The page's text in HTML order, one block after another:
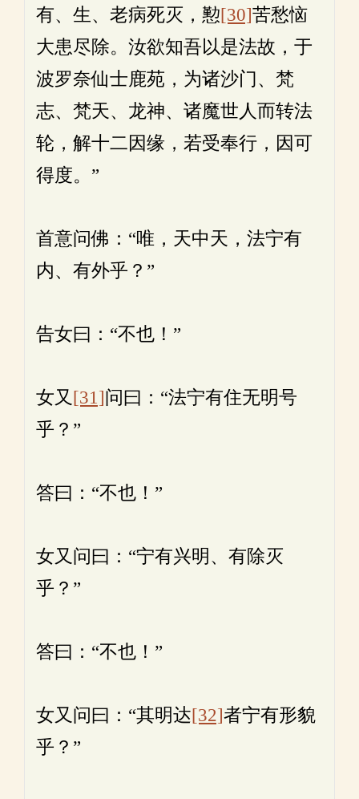
有、生、老病死灭，懃[30]苦愁恼
大患尽除。汝欲知吾以是法故，于
波罗奈仙士鹿苑，为诸沙门、梵
志、梵天、龙神、诸魔世人而转法
轮，解十二因缘，若受奉行，因可
得度。”
首意问佛：“唯，天中天，法宁有
内、有外乎？”
告女曰：“不也！”
女又[31]问曰：“法宁有住无明号
乎？”
答曰：“不也！”
女又问曰：“宁有兴明、有除灭
乎？”
答曰：“不也！”
女又问曰：“其明达[32]者宁有形貌
乎？”